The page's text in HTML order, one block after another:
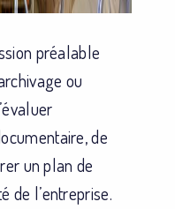
préalable
ou
de
un plan de
de l’entreprise.